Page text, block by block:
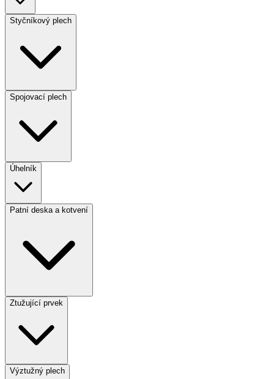
Styčníkový plech
Spojovací plech
Úhelník
Patní deska a kotvení
Ztužující prvek
Výztužný plech